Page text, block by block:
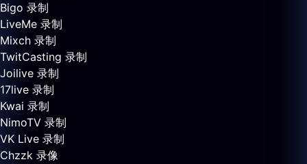
Bigo 录制
LiveMe 录制
Mixch 录制
TwitCasting 录制
Joilive 录制
17live 录制
Kwai 录制
NimoTV 录制
VK Live 录制
Chzzk 录像